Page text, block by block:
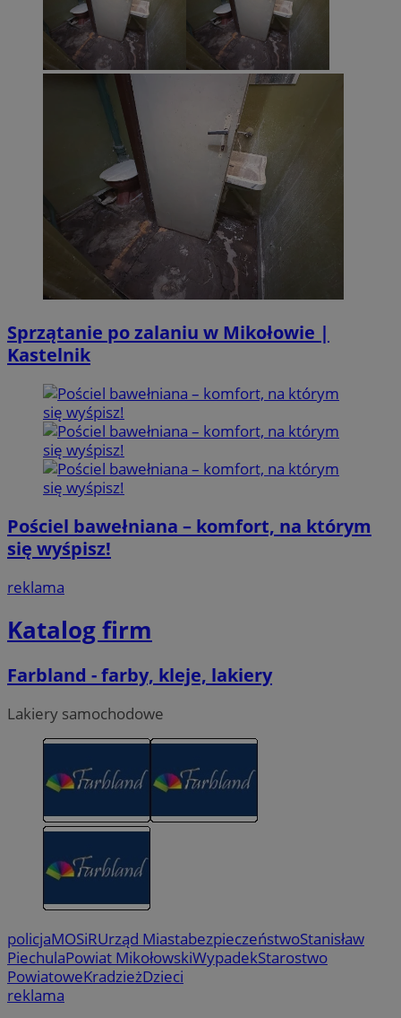
Sprzątanie po zalaniu w Mikołowie |
Kastelnik
Pościel bawełniana – komfort, na którym
się wyśpisz!
reklama
Katalog firm
Farbland - farby, kleje, lakiery
Lakiery samochodowe
policjaMOSiRUrząd MiastabezpieczeństwoStanisław
PiechulaPowiat MikołowskiWypadekStarostwo
PowiatoweKradzieżDzieci
reklama